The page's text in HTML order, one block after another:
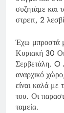
συζητάμε και
στρειτ, 2
Έχω μπροστά
Κυριακή 30
Σερβετάλη. O
αναρχικό
είναι καλά με
του. Οι
ταμεία.